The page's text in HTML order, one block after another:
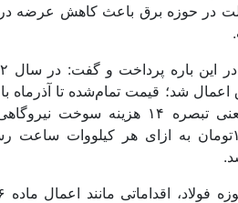
در حوزه برق باعث کاهش عرضه در
با اعمال دو موضوع دیگر یعنی